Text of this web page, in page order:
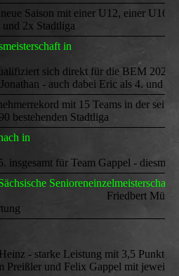
Saison mit einer U12, einer U16
2x Stadtliga
in
sich direkt für die BEM 2020
- auch dabei Eric als 4. und
mit 15 Teams in der seit
bestehenden Stadtliga
in
insgesamt für Team Gappel - diesmal
Senioreneinzelmeisterschaft
Friedbert Mückan wird
- starke Leistung mit 3,5
Preißler und Felix Gappel mit jeweils